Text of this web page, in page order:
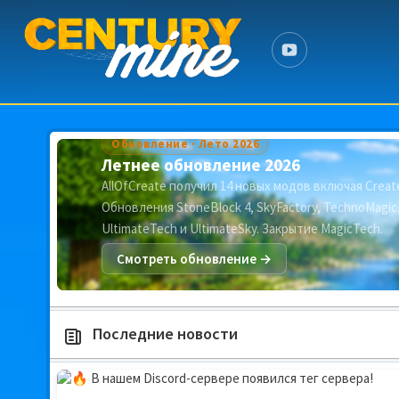
Обновление · Лето 2026
Летнее обновление 2026
AllOfCreate получил 14 новых модов включая
Обновления StoneBlock 4, SkyFactory,
UltimateTech и UltimateSky. Закрытие MagicTech.
Смотреть обновление →
Последние новости